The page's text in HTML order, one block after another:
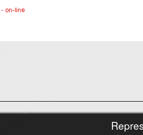
- on-line